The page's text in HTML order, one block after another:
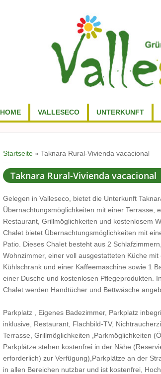
HOME VALLESECO UNTERKUNFT
Sie sind hier
Startseite » Taknara Rural-Vivienda vacacional
Taknara Rural-Vivienda vacacional
Gelegen in Valleseco, bietet die Unterkunft
Übernachtungsmöglichkeiten mit einer Terrasse,
Restaurant, Grillmöglichkeiten und kostenlosem
Chalet bietet Übernachtungsmöglichkeiten mit
Patio. Dieses Chalet besteht aus 2
Wohnzimmer, einer voll ausgestatteten Küche mit
Kühlschrank und einer Kaffeemaschine sowie 1
einer Dusche und kostenlosen Pflegeprodukten.
Chalet werden Handtücher und Bettwäsche
Parkplatz , Eigenes Badezimmer, Parkplatz
inklusive, Restaurant, Flachbild-TV,
Terrasse, Grillmöglichkeiten ,Parkmöglichkeiten
Parkplätze stehen kostenfrei in der Nähe
erforderlich) zur Verfügung),Parkplätze an der
in allen Bereichen nutzbar und ist kostenfrei,